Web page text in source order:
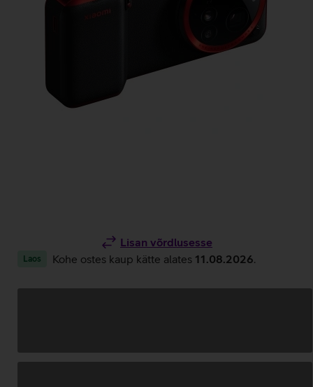
Lisan võrdlusesse
Laos Kohe ostes kaup kätte alates 11.08.2026